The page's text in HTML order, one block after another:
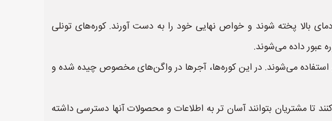
بالا پخته شوند و خواص نهایی خود را به دست آورند. کوره‌های تونلی
عبور داده می‌شوند.
می‌شوند. در این کوره‌ها، آجرها در واگن‌های مخصوص چیده شده و
تا مشتریان بتوانند آسان تر به اطلاعات و محصولات آنها دسترسی داشته